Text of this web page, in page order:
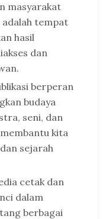
masyarakat
adalah tempat
hasil
dan
berperan
budaya
seni, dan
kita
sejarah
cetak dan
dalam
berbagai